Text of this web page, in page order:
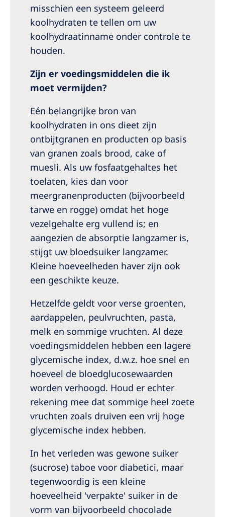
misschien een systeem geleerd
koolhydraten te tellen om uw
koolhydraatinname onder controle te
houden.
Zijn er voedingsmiddelen die ik
moet vermijden?
Eén belangrijke bron van
koolhydraten in ons dieet zijn
ontbijtgranen en producten op basis
van granen zoals brood, cake of
muesli. Als uw fosfaatgehaltes het
toelaten, kies dan voor
meergranenproducten (bijvoorbeeld
tarwe en rogge) omdat het hoge
vezelgehalte erg vullend is; en
aangezien de absorptie langzamer is,
stijgt uw bloedsuiker langzamer.
Kleine hoeveelheden haver zijn ook
een geschikte keuze.
Hetzelfde geldt voor verse groenten,
aardappelen, peulvruchten, pasta,
melk en sommige vruchten. Al deze
voedingsmiddelen hebben een lagere
glycemische index, d.w.z. hoe snel en
hoeveel de bloedglucosewaarden
worden verhoogd. Houd er echter
rekening mee dat sommige heel zoete
vruchten zoals druiven een vrij hoge
glycemische index hebben.
In het verleden was gewone suiker
(sucrose) taboe voor diabetici, maar
tegenwoordig is een kleine
hoeveelheid 'verpakte' suiker in de
vorm van bijvoorbeeld chocolade